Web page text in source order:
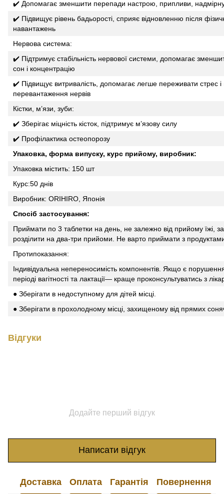
✔️ Допомагає зменшити перепади настрою, припливи, надмірну
✔️ Підвищує рівень бадьорості, сприяє відновленню після
навантажень
Нервова система:
✔️ Підтримує стабільність нервової системи, допомагає
сон і концентрацію
✔️ Підвищує витривалість, допомагає легше переживати стрес і
перевантаження нервів
Кістки, м’язи, зуби:
✔️ Зберігає міцність кісток, підтримує м’язову силу
✔️ Профілактика остеопорозу
Упаковка, форма випуску, курс прийому, виробник:
Упаковка містить: 150 шт
Курс:50 днів
Виробник: ORIHIRO, Японія
Спосіб застосування:
Приймати по 3 таблетки на день, не залежно від прийому їжі,
розділити на два-три прийоми. Не варто приймати з
Протипоказання:
Індивідуальна непереносимість компонентів. Якщо є
періоді вагітності та лактації— краще проконсультуватись з
● Зберігати в недоступному для дітей місці.
● Зберігати в прохолодному місці, захищеному від прямих
Відгуки
Додайте перший відгук
Написати відгук
Доставка Оплата Гарантія Повернення